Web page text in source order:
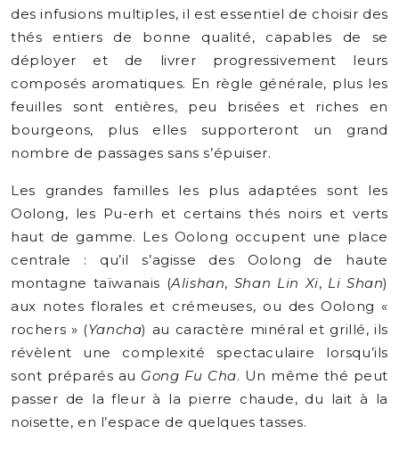
des infusions multiples, il est essentiel de choisir des
thés entiers de bonne qualité, capables de se
déployer et de livrer progressivement leurs
composés aromatiques. En règle générale, plus les
feuilles sont entières, peu brisées et riches en
bourgeons, plus elles supporteront un grand
nombre de passages sans s’épuiser.
Les grandes familles les plus adaptées sont les
Oolong, les Pu-erh et certains thés noirs et verts
haut de gamme. Les Oolong occupent une place
centrale : qu’il s’agisse des Oolong de haute
montagne taïwanais (Alishan, Shan Lin Xi, Li Shan)
aux notes florales et crémeuses, ou des Oolong «
rochers » (Yancha) au caractère minéral et grillé, ils
révèlent une complexité spectaculaire lorsqu’ils
sont préparés au Gong Fu Cha. Un même thé peut
passer de la fleur à la pierre chaude, du lait à la
noisette, en l’espace de quelques tasses.